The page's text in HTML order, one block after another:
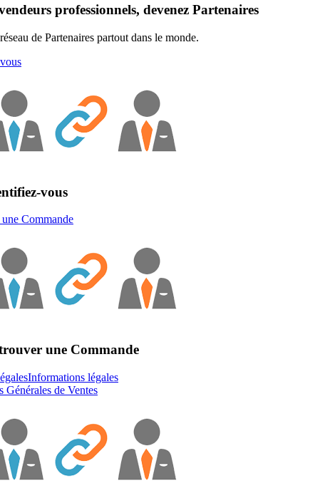
professionnels, devenez Partenaires
de Partenaires partout dans le monde.
vous
Commande
une Commande
Informations légales
Générales de Ventes